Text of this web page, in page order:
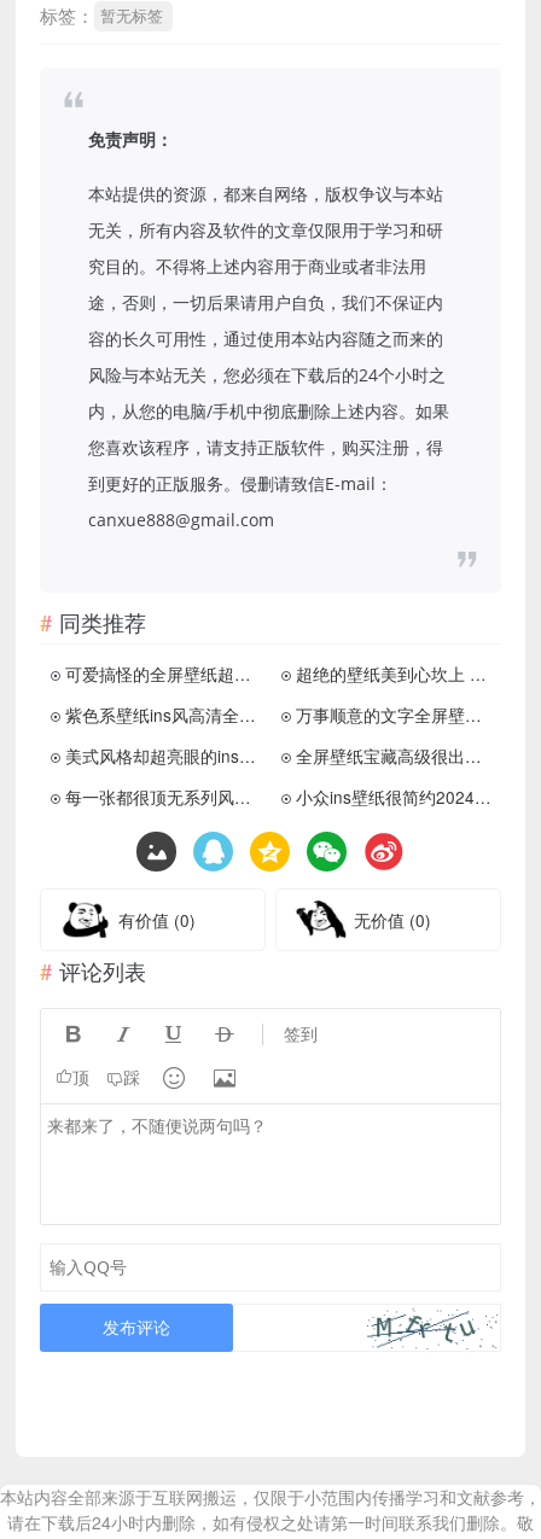
标签： 暂无标签
免责声明：
本站提供的资源，都来自网络，版权争议与本站
无关，所有内容及软件的文章仅限用于学习和研
究目的。不得将上述内容用于商业或者非法用
途，否则，一切后果请用户自负，我们不保证内
容的长久可用性，通过使用本站内容随之而来的
风险与本站无关，您必须在下载后的24个小时之
内，从您的电脑/手机中彻底删除上述内容。如果
您喜欢该程序，请支持正版软件，购买注册，得
到更好的正版服务。侵删请致信E-mail：
canxue888@gmail.com
同类推荐
可爱搞怪的全屏壁纸超中意 嘴硬的小朋友只能偷偷难过
超绝的壁纸美到心坎上 让你爱不释手的壁纸
紫色系壁纸ins风高清全屏 有趣都藏在无聊日子里所以保持热爱
万事顺意的文字全屏壁纸无水印高清大全 寓意顺顺当当的好看壁纸
美式风格却超亮眼的ins感壁纸 代表太阳消灭不开心
全屏壁纸宝藏高级很出众 你的路会越来越顺
每一张都很顶无系列风格壁纸 值得用上的皮肤质感
小众ins壁纸很简约2024版 别让生活的压力挤走快乐
有价值 (0) 无价值 (0)
评论列表
    签到
顶 踩  
发布评论
本站内容全部来源于互联网搬运，仅限于小范围内传播学习和文献参考，
请在下载后24小时内删除，如有侵权之处请第一时间联系我们删除。敬